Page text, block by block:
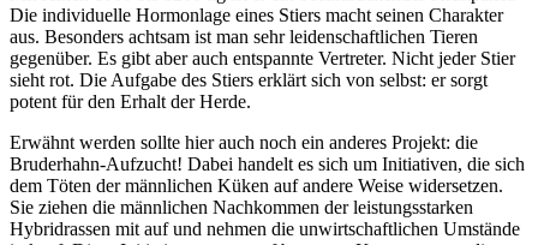
Die individuelle Hormonlage eines Stiers macht seinen Charakter
aus. Besonders achtsam ist man sehr leidenschaftlichen Tieren
gegenüber. Es gibt aber auch entspannte Vertreter. Nicht jeder Stier
sieht rot. Die Aufgabe des Stiers erklärt sich von selbst: er sorgt
potent für den Erhalt der Herde.
Erwähnt werden sollte hier auch noch ein anderes Projekt: die
Bruderhahn-Aufzucht! Dabei handelt es sich um Initiativen, die sich
dem Töten der männlichen Küken auf andere Weise widersetzen.
Sie ziehen die männlichen Nachkommen der leistungsstarken
Hybridrassen mit auf und nehmen die unwirtschaftlichen Umstände